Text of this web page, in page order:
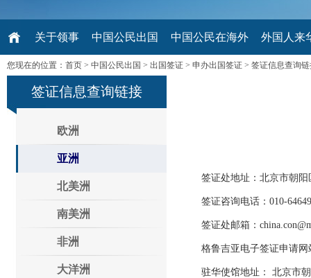
关于领事 中国公民出国 中国公民在海外 外国人来
您现在的位置： 首页 > 中国公民出国 > 出国签证 > 申办出国签证 > 签证信息查询
签证信息查询链接
欧洲
亚洲
北美洲
南美洲
非洲
大洋洲
签证处地址：北京市朝阳
签证咨询电话：010-
签证处邮箱：
格鲁吉亚电子签证申请网
驻华使馆地址： 北京市朝